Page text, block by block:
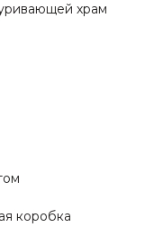
храм
коробка